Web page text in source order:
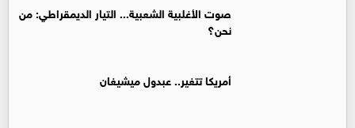
صوت الأغلبية الشعبية... التيار الديمقراطي: من
نحن؟
أمريكا تتغير.. عبدول ميشيغان